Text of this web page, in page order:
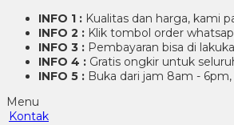
INFO 1 : Kualitas dan harga, kami
INFO 2 : Klik tombol order
INFO 3 : Pembayaran bisa di
INFO 4 : Gratis ongkir untuk
INFO 5 : Buka dari jam 8am -
Menu
Kontak